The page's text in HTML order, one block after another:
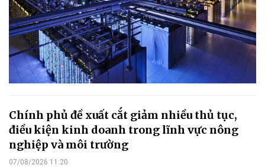
Chính phủ đề xuất cắt giảm nhiều thủ tục,
điều kiện kinh doanh trong lĩnh vực nông
nghiệp và môi trường
07/08/2026 11:20